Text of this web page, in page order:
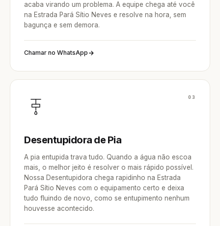
acaba virando um problema. A equipe chega até você
na Estrada Pará Sítio Neves e resolve na hora, sem
bagunça e sem demora.
Chamar no WhatsApp
03
Desentupidora de Pia
A pia entupida trava tudo. Quando a água não escoa
mais, o melhor jeito é resolver o mais rápido possível.
Nossa Desentupidora chega rapidinho na Estrada
Pará Sítio Neves com o equipamento certo e deixa
tudo fluindo de novo, como se entupimento nenhum
houvesse acontecido.